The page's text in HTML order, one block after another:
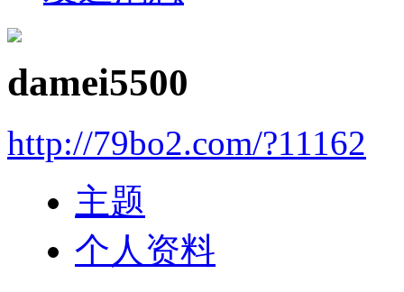
damei5500
http://79bo2.com/?11162
主题
个人资料